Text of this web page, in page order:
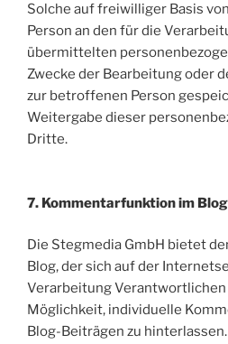
Solche auf freiwilliger Basis
Person an den für die
übermittelten
Zwecke der Bearbeitung oder
zur betroffenen Person
Weitergabe dieser
Dritte.
7. Kommentarfunktion im
Die Stegmedia GmbH bietet
Blog, der sich auf der
Verarbeitung
Möglichkeit, individuelle
Blog-Beiträgen zu